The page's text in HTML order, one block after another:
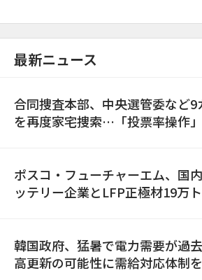
最新ニュース
合同捜査本部、中央選管委など9
を再度家宅捜索…「投票率操作
ポスコ・フューチャーエム、国
ッテリー企業とLFP正極材19万
韓国政府、猛暑で電力需要が過
高更新の可能性に需給対応体制